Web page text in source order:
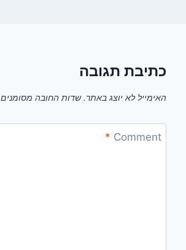
כתיבת תגובה
האימייל לא יוצג באתר. שדות החובה מסומנים
Comment
*